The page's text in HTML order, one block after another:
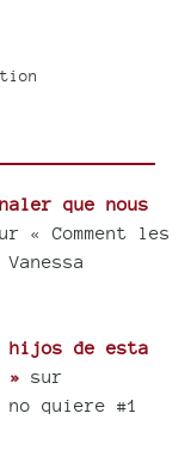
que nous
« Comment les
hijos de esta
» sur
quiere #1